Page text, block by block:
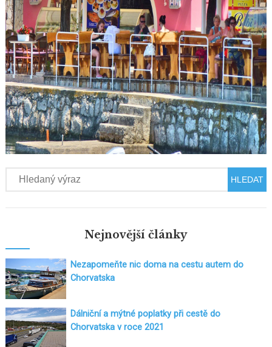
Nejnovější články
Nezapomeňte nic doma na cestu autem do
Chorvatska
Dálniční a mýtné poplatky při cestě do
Chorvatska v roce 2021